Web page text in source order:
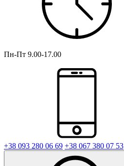
Пн-Пт 9.00-17.00
+38 093 280 06 69 +38 067 380 07 53